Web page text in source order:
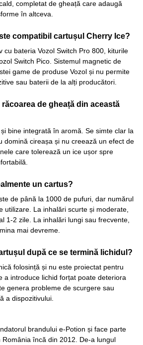
completat de gheață care adaugă
în altceva.
compatibil cartușul Cherry Ice?
cu bateria Vozol Switch Pro 800, kiturile
Switch Pico. Sistemul magnetic de
game de produse Vozol și nu permite
sau baterii de la alți producători.
de gheață din această
bine integrată în aromă. Se simte clar la
domină cireașa și nu creează un efect de
care tolerează un ice ușor spre
un cartus?
de până la 1000 de pufuri, dar numărul
utilizare. La inhalări scurte și moderate,
1-2 zile. La inhalări lungi sau frecvente,
mai devreme.
după ce se termină lichidul?
folosință și nu este proiectat pentru
a introduce lichid forțat poate deteriora
genera probleme de scurgere sau
a dispozitivului.
brandului e-Potion și face parte
încă din 2012. De-a lungul